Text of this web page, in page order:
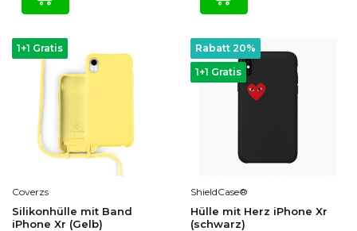
1+1 Gratis
Coverzs
Silikonhülle mit Band
iPhone Xr (Gelb)
1+1 Gratis
Rabatt 20%
ShieldCase®
Hülle mit Herz iPhone Xr
(schwarz)